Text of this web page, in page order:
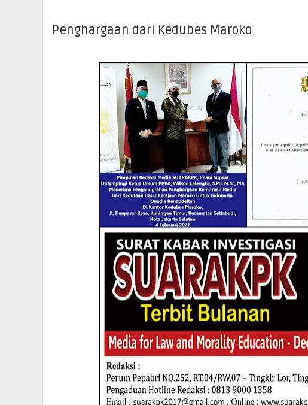
Penghargaan dari Kedubes Maroko